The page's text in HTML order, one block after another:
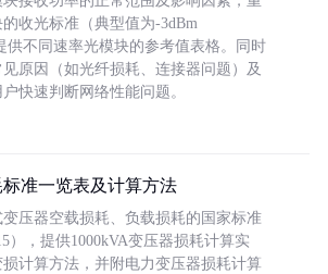
收光标准（典型值为-3dBm
供不同速率光模块的参考值表格。同时
原因（如光纤损耗、连接器问题）及
快速判断网络性能问题。
准一览表及计算方法
压器空载损耗、负载损耗的国家标准
），提供1000kVA变压器损耗计算实
计算方法，并附电力变压器损耗计算